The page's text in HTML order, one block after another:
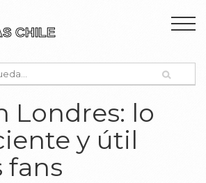
Londres: lo
y útil
fans